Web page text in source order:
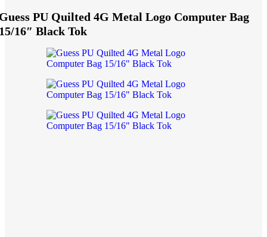
PU Quilted 4G Metal Logo Computer Bag
16″ Black Tok